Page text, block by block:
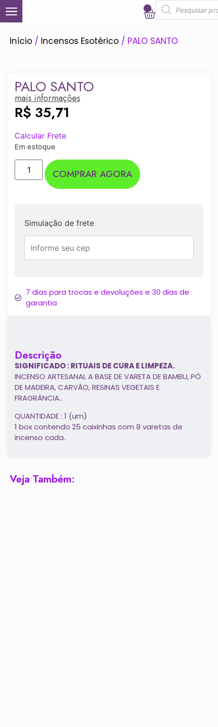
Início / Incensos Esotérico / PALO SANTO
Descrição
SIGNIFICADO : RITUAIS DE CURA E LIMPEZA.
INCENSO ARTESANAL A BASE DE VARETA DE BAMBU, PÓ
DE MADEIRA, CARVÃO, RESINAS VEGETAIS E
FRAGRÂNCIA..
QUANTIDADE : 1 (um)
1 box contendo 25 caixinhas com 8 varetas de
incenso cada.
PALO SANTO
mais informações
R$ 35,71
Calcular Frete
Em estoque
COMPRAR AGORA
Simulação de frete
7 dias para trocas e devoluções e 30 dias de
garantia
Veja Também: